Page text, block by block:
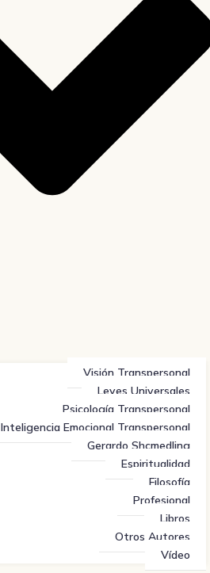
Visión Transpersonal
Leyes Universales
Psicología Transpersonal
Inteligencia Emocional Transpersonal
Gerardo Shcmedling
Espiritualidad
Filosofía
Profesional
Libros
Otros Autores
Vídeo